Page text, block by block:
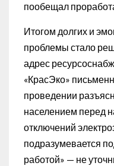
пообещал
Итогом долгих и
проблемы стало
адрес
«КрасЭко»
проведении
населением перед
отключений
подразумевается
работой» — не